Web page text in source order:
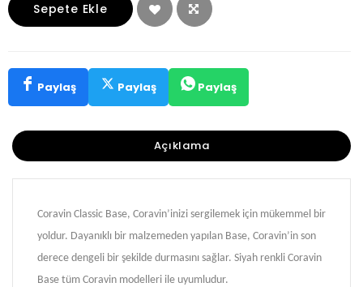
Sepete Ekle
Paylaş Paylaş Paylaş
Açıklama
Coravin Classic Base, Coravin’inizi sergilemek için mükemmel bir
yoldur. Dayanıklı bir malzemeden yapılan Base, Coravin’in son
derece dengeli bir şekilde durmasını sağlar. Siyah renkli Coravin
Base tüm Coravin modelleri ile uyumludur.